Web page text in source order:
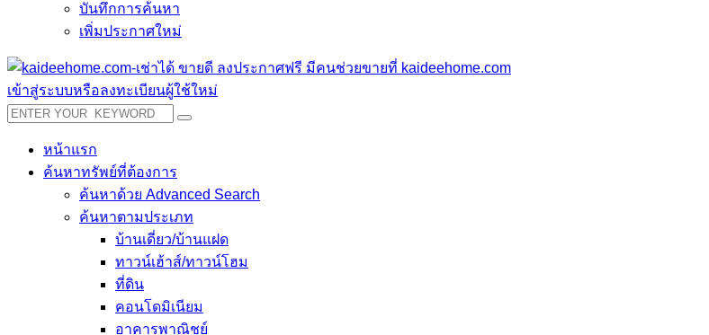
บันทึกการค้นหา
เพิ่มประกาศใหม่
เข้าสู่ระบบหรือลงทะเบียนผู้ใช้ใหม่
หน้าแรก
ค้นหาทรัพย์ที่ต้องการ
ค้นหาด้วย Advanced Search
ค้นหาตามประเภท
บ้านเดี่ยว/บ้านแฝด
ทาวน์เฮ้าส์/ทาวน์โฮม
ที่ดิน
คอนโดมิเนียม
อาคารพาณิชย์